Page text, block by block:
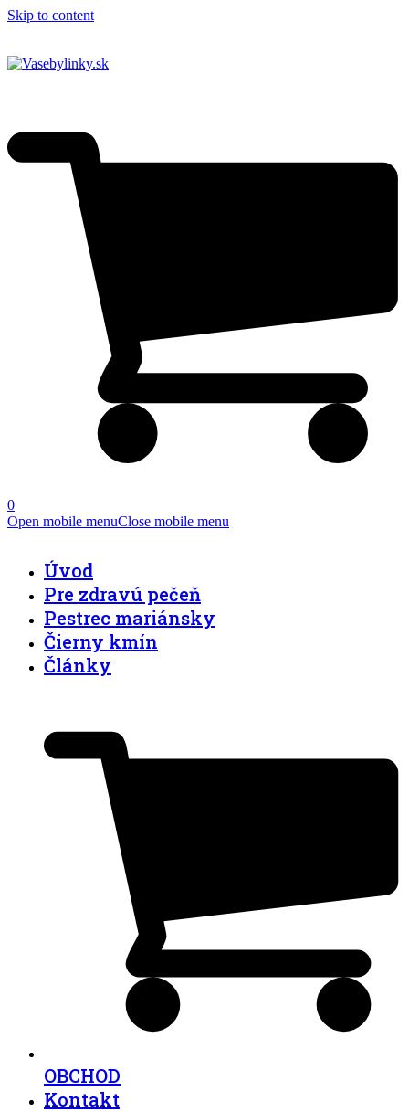
Skip to content
0
Open mobile menuClose mobile menu
Úvod
Pre zdravú pečeň
Pestrec mariánsky
Čierny kmín
Články
OBCHOD
Kontakt